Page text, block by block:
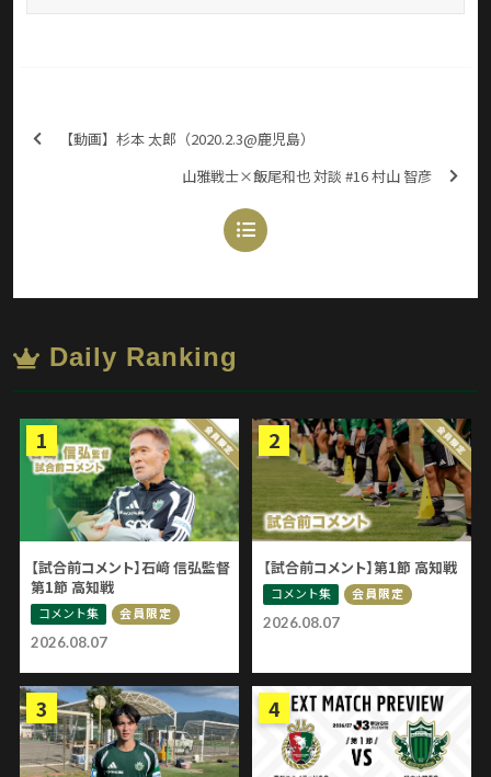
【動画】杉本 太郎（2020.2.3@鹿児島）
山雅戦士×飯尾和也 対談 #16 村山 智彦
Daily Ranking
2026.08.07
【試合前コメント】石﨑 信弘監督
第1節 高知戦
コメント集 会員限定
2026.08.07
【試合前コメント】第1節 高知戦
コメント集 会員限定